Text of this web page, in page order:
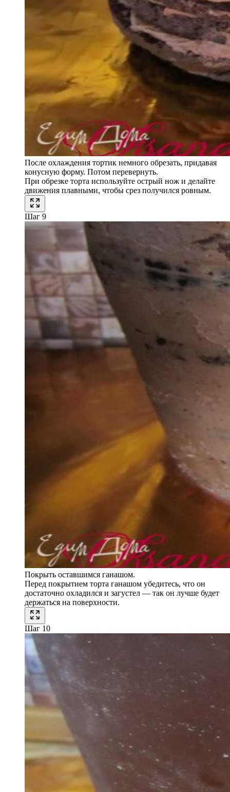
После охлаждения тортик немного обрезать, придавая
конусную форму. Потом перевернуть.
При обрезке торта используйте острый нож и делайте
движения плавными, чтобы срез получился ровным.
Шаг 9
Покрыть оставшимся ганашом.
Перед покрытием торта ганашом убедитесь, что он
достаточно охладился и загустел — так он лучше будет
держаться на поверхности.
Шаг 10